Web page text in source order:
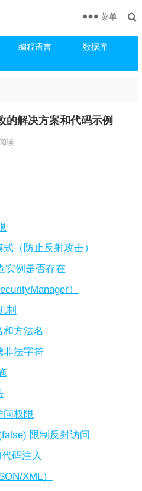
编程语言
数据库
菜单
的解决方案和代码示例
阅读
（防止反射攻击）
实例是否存在
）
制
和方法名
非法字符
问权限
限制反射访问
码注入
XML）